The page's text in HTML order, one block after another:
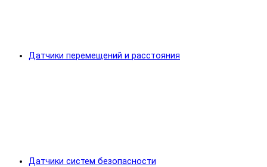
Датчики перемещений и расстояния
Датчики систем безопасности